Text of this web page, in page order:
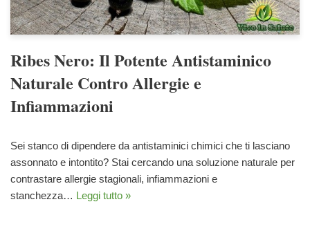
Ribes Nero: Il Potente Antistaminico
Naturale Contro Allergie e
Infiammazioni
Sei stanco di dipendere da antistaminici chimici che ti lasciano
assonnato e intontito? Stai cercando una soluzione naturale per
contrastare allergie stagionali, infiammazioni e
stanchezza… Leggi tutto »